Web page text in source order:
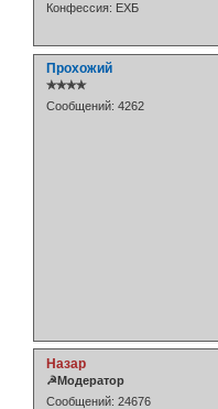
Конфессия: ЕХБ
Прохожий
✯✯✯✯
Сообщений: 4262
Назар
☭Модератор
Сообщений: 24676